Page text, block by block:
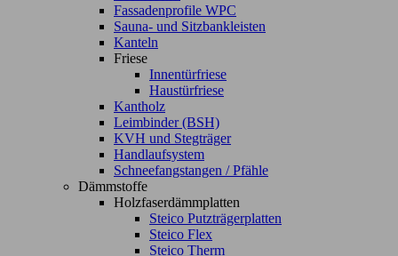
Fassadenprofile WPC
Sauna- und Sitzbankleisten
Kanteln
Friese
Innentürfriese
Haustürfriese
Kantholz
Leimbinder (BSH)
KVH und Stegträger
Handlaufsystem
Schneefangstangen / Pfähle
Dämmstoffe
Holzfaserdämmplatten
Steico Putzträgerplatten
Steico Flex
Steico Therm